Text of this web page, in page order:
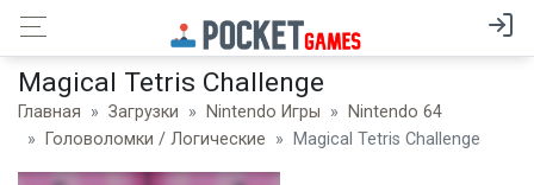
Magical Tetris Challenge
Главная Загрузки Nintendo Игры
Nintendo 64
Головоломки / Логические
Magical Tetris Challenge